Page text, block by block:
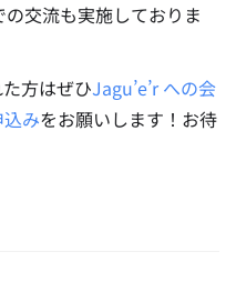
交流も実施しておりま
方はぜひJagu’e’r への会
みをお願いします！お待